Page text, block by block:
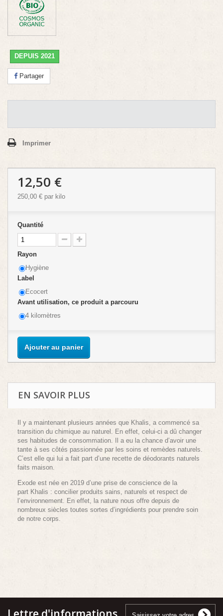
DEPUIS 2021
Partager
Imprimer
12,50 €
250,00 € par kilo
Quantité
Rayon
Hygiène
Label
Ecocert
Avant utilisation, ce produit a parcouru
4 kilomètres
Ajouter au panier
EN SAVOIR PLUS
Il y a maintenant plusieurs années que Khalis, a commencé sa
transition du chimique au naturel. En effet, celui-ci a dû changer
ses habitudes de consommation. Il a eu la chance d’avoir une
tante à ses côtés passionnée par les soins et remèdes naturels.
C’est elle qui lui a fait part d’une recette de déodorants naturels
faits maison.
Exode est née en 2019 d’une prise de conscience de la
part Khalis : concilier produits sains, naturels et respect de
l’environnement. En effet, la nature nous offre depuis de
nombreux siècles toutes sortes d’ingrédients pour prendre soin
de notre corps.